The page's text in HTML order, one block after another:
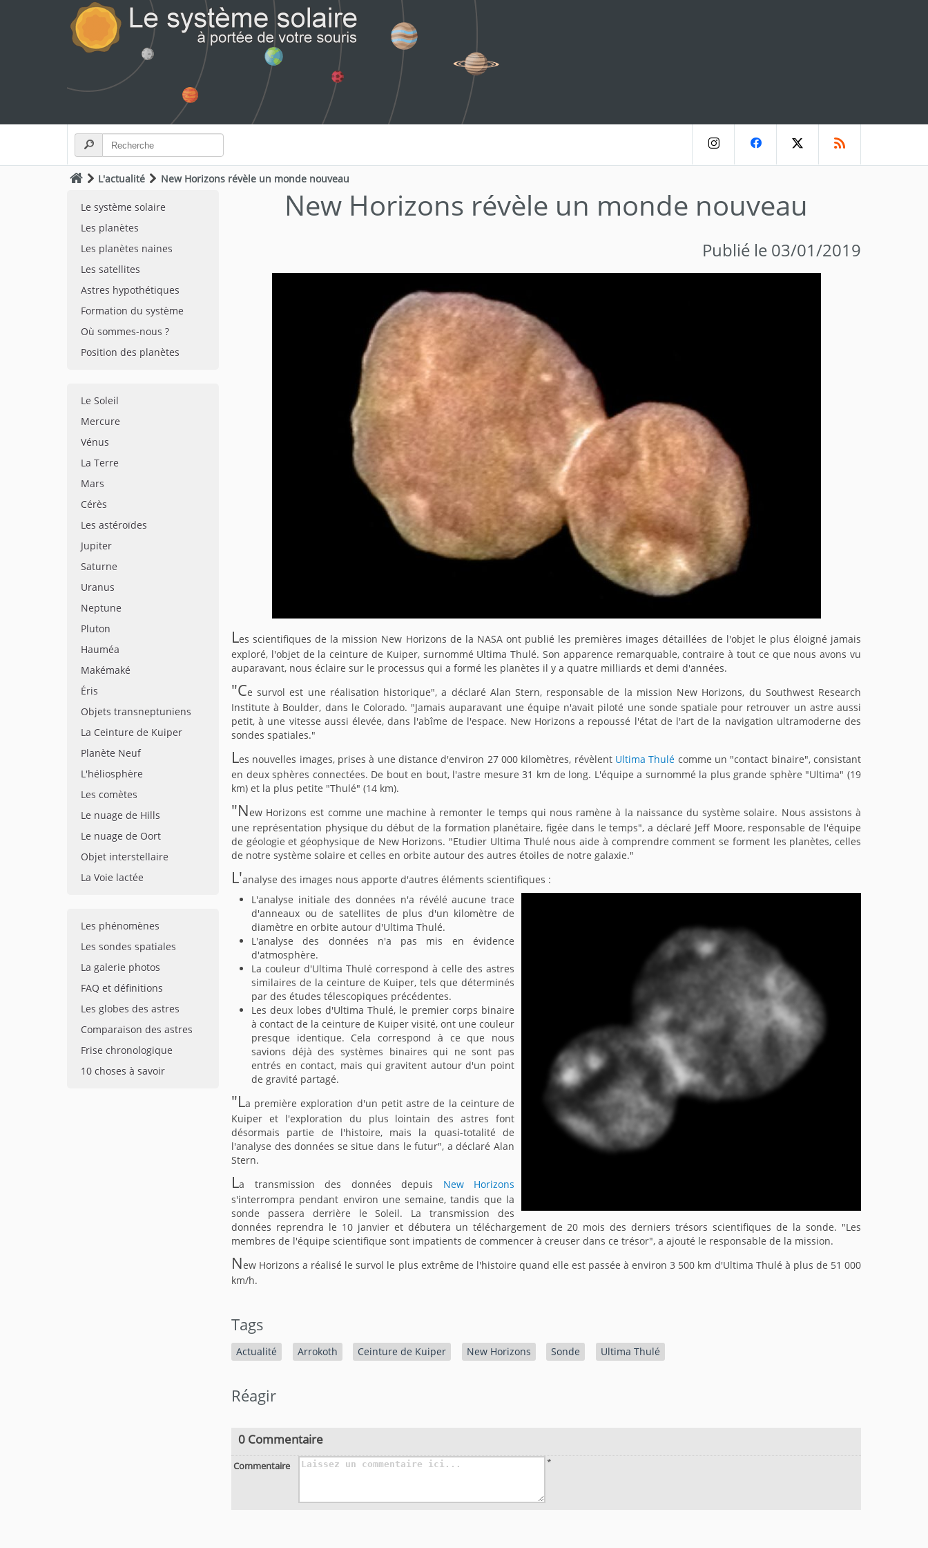
L'actualité New Horizons révèle un monde nouveau
Le système solaire
Les planètes
Les planètes naines
Les satellites
Astres hypothétiques
Formation du système
Où sommes-nous ?
Position des planètes
Le Soleil
Mercure
Vénus
La Terre
Mars
Cérès
Les astéroïdes
Jupiter
Saturne
Uranus
Neptune
Pluton
Hauméa
Makémaké
Éris
Objets transneptuniens
La Ceinture de Kuiper
Planète Neuf
L'héliosphère
Les comètes
Le nuage de Hills
Le nuage de Oort
Objet interstellaire
La Voie lactée
Les phénomènes
Les sondes spatiales
La galerie photos
FAQ et définitions
Les globes des astres
Comparaison des astres
Frise chronologique
10 choses à savoir
New Horizons révèle un monde nouveau
Publié le 03/01/2019
Les scientifiques de la mission New Horizons de la NASA ont publié les premières images détaillées de l'objet le plus éloigné jamais
exploré, l'objet de la ceinture de Kuiper, surnommé Ultima Thulé. Son apparence remarquable, contraire à tout ce que nous avons vu
auparavant, nous éclaire sur le processus qui a formé les planètes il y a quatre milliards et demi d'années.
"Ce survol est une réalisation historique", a déclaré Alan Stern, responsable de la mission New Horizons, du Southwest Research
Institute à Boulder, dans le Colorado. "Jamais auparavant une équipe n'avait piloté une sonde spatiale pour retrouver un astre aussi
petit, à une vitesse aussi élevée, dans l'abîme de l'espace. New Horizons a repoussé l'état de l'art de la navigation ultramoderne des
sondes spatiales."
Les nouvelles images, prises à une distance d'environ 27 000 kilomètres, révèlent Ultima Thulé comme un "contact binaire", consistant
en deux sphères connectées. De bout en bout, l'astre mesure 31 km de long. L'équipe a surnommé la plus grande sphère "Ultima" (19
km) et la plus petite "Thulé" (14 km).
"New Horizons est comme une machine à remonter le temps qui nous ramène à la naissance du système solaire. Nous assistons à
une représentation physique du début de la formation planétaire, figée dans le temps", a déclaré Jeff Moore, responsable de l'équipe
de géologie et géophysique de New Horizons. "Etudier Ultima Thulé nous aide à comprendre comment se forment les planètes, celles
de notre système solaire et celles en orbite autour des autres étoiles de notre galaxie."
L'analyse des images nous apporte d'autres éléments scientifiques :
L'analyse initiale des données n'a révélé aucune trace
d'anneaux ou de satellites de plus d'un kilomètre de
diamètre en orbite autour d'Ultima Thulé.
L'analyse des données n'a pas mis en évidence
d'atmosphère.
La couleur d'Ultima Thulé correspond à celle des astres
similaires de la ceinture de Kuiper, tels que déterminés
par des études télescopiques précédentes.
Les deux lobes d'Ultima Thulé, le premier corps binaire
à contact de la ceinture de Kuiper visité, ont une couleur
presque identique. Cela correspond à ce que nous
savions déjà des systèmes binaires qui ne sont pas
entrés en contact, mais qui gravitent autour d'un point
de gravité partagé.
"La première exploration d'un petit astre de la ceinture de
Kuiper et l'exploration du plus lointain des astres font
désormais partie de l'histoire, mais la quasi-totalité de
l'analyse des données se situe dans le futur", a déclaré Alan
Stern.
La transmission des données depuis New Horizons
s'interrompra pendant environ une semaine, tandis que la
sonde passera derrière le Soleil. La transmission des
données reprendra le 10 janvier et débutera un téléchargement de 20 mois des derniers trésors scientifiques de la sonde. "Les
membres de l'équipe scientifique sont impatients de commencer à creuser dans ce trésor", a ajouté le responsable de la mission.
New Horizons a réalisé le survol le plus extrême de l'histoire quand elle est passée à environ 3 500 km d'Ultima Thulé à plus de 51 000
km/h.
Tags
Actualité Arrokoth Ceinture de Kuiper New Horizons Sonde Ultima Thulé
Réagir
0 Commentaire
Commentaire *